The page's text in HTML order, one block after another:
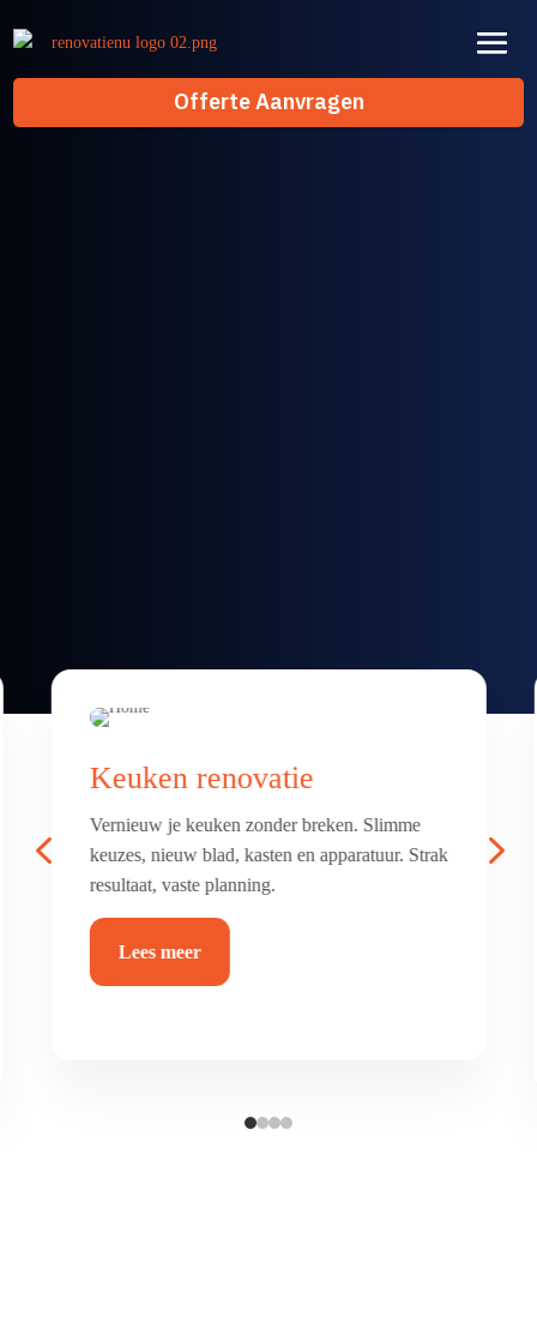
Offerte Aanvragen
Badkamer & toilet
renovatie
Frisse, comfortabele badkamer of toilet met
luxe afwerking. Alles netjes betegeld, afgekit
en waterdicht.
Lees meer
4 5